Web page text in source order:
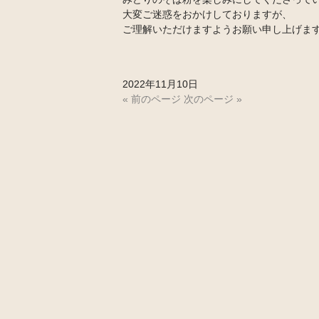
大変ご迷惑をおかけしておりますが、
ご理解いただけますようお願い申し上げま
2022年11月10日
« 前のページ 次のページ »